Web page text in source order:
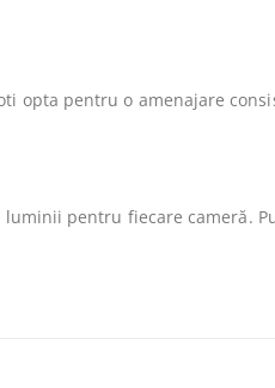
pentru o amenajare
pentru fiecare cameră.